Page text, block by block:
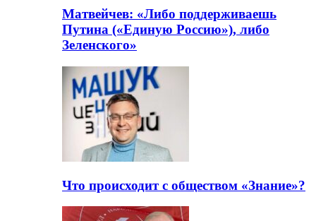
Матвейчев: «Либо поддерживаешь
Путина («Единую Россию»), либо
Зеленского»
Что происходит с обществом «Знание»?